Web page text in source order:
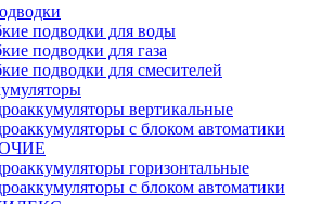
подводки для воды
подводки для газа
подводки для смесителей
вертикальные
с блоком автоматики
горизонтальные
с блоком автоматики